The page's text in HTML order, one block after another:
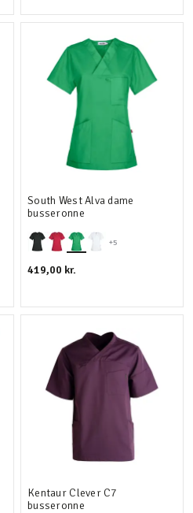
+5
South West Alva dame
busseronne
419,00 kr.
Kentaur Clever C7
busseronne